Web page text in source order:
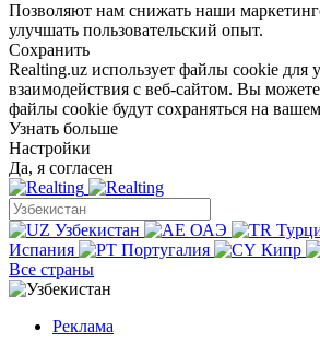
Позволяют нам снижать наши
улучшать пользовательский опыт.
Сохранить
Realting.uz использует файлы cookie для
взаимодействия с веб-сайтом. Вы
файлы cookie будут сохраняться на
Узнать больше
Настройки
Да, я согласен
Узбекистан ОАЭ
Испания
Португалия Кипр
Все страны
Реклама